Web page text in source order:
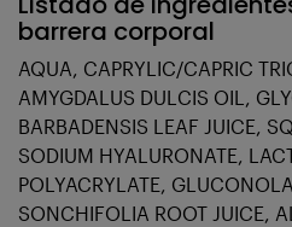
barrera corporal
AQUA, CAPRYLIC/CAPRIC
AMYGDALUS DULCIS OIL,
BARBADENSIS LEAF JUICE,
SODIUM HYALURONATE,
POLYACRYLATE,
SONCHIFOLIA ROOT JUICE,